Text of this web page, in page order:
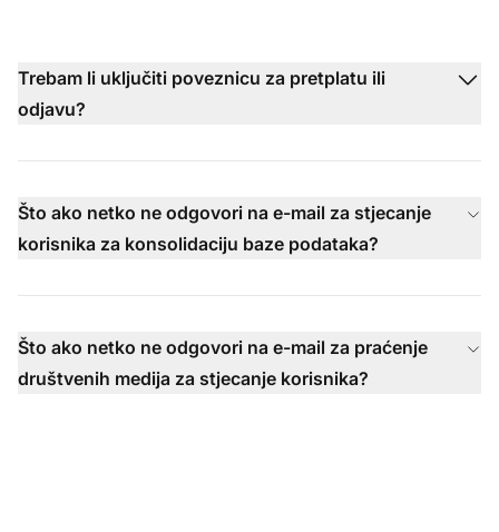
Trebam li uključiti poveznicu za pretplatu ili
odjavu?
Što ako netko ne odgovori na e-mail za stjecanje
korisnika za konsolidaciju baze podataka?
Što ako netko ne odgovori na e-mail za praćenje
društvenih medija za stjecanje korisnika?